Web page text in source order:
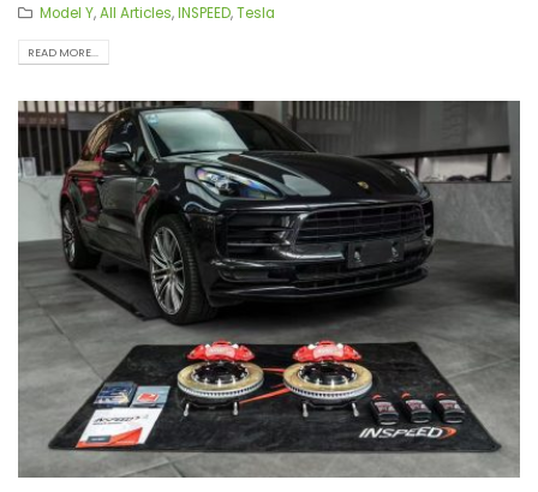
Model Y,All Articles,INSPEED,Tesla
READ MORE...